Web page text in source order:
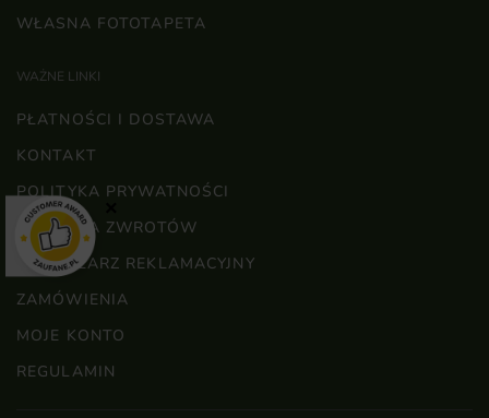
WŁASNA FOTOTAPETA
WAŻNE LINKI
PŁATNOŚCI I DOSTAWA
KONTAKT
POLITYKA PRYWATNOŚCI
POLITYKA ZWROTÓW
FORMULARZ REKLAMACYJNY
ZAMÓWIENIA
MOJE KONTO
REGULAMIN